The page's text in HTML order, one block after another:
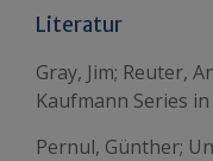
Literatur
Gray, Jim; Reuter,
Kaufmann Series
Pernul, Günther;